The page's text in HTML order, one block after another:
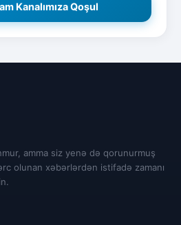
Kanalımıza Qoşul
amma siz yenə də qorunurmuş
olunan xəbərlərdən istifadə zamanı